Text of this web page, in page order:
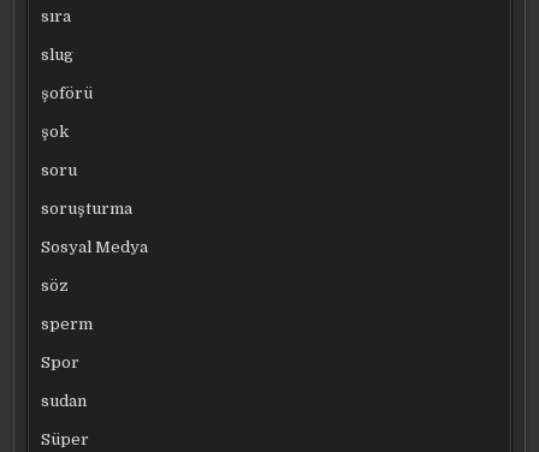
sıra
slug
şoförü
şok
soru
soruşturma
Sosyal Medya
söz
sperm
Spor
sudan
Süper